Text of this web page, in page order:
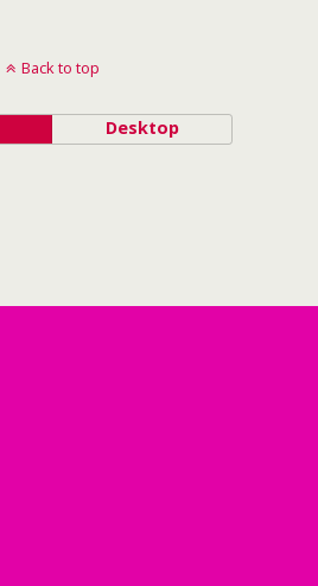
Back to top
Desktop